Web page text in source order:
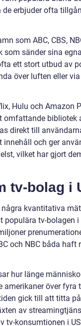
de erbjuder ofta
som ABC, CBS,
som sänder sina
ett stort utbud av
över luften eller
Hulu och Amazon
omfattande bibliotek
direkt till
innehåll och ger
vilket har gjort
tv-bolag i
kvantitativa
tv-bolagen i
och NBC båda haft
hur länge
amerikaner över fyra
gick till att titta på
av
tv-konsumtionen i